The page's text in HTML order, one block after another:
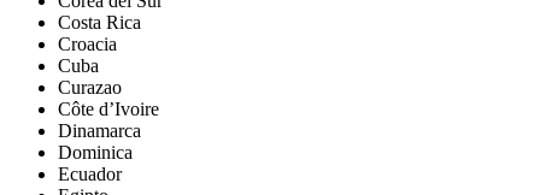
Costa Rica
Croacia
Cuba
Curazao
Côte d’Ivoire
Dinamarca
Dominica
Ecuador